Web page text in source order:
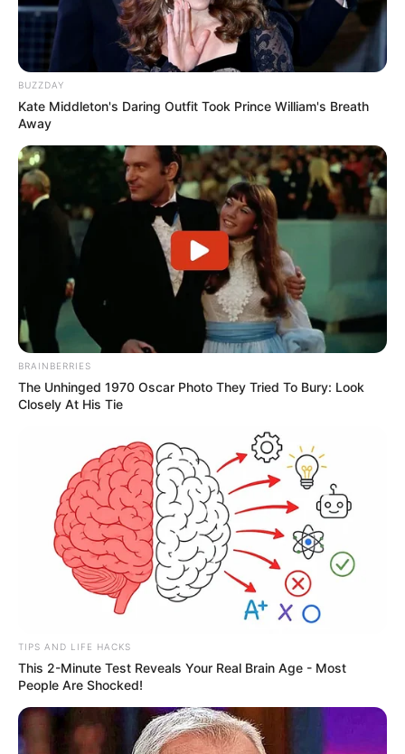
BUZZDAY
Kate Middleton's Daring Outfit Took Prince William's Breath
Away
BRAINBERRIES
The Unhinged 1970 Oscar Photo They Tried To Bury: Look
Closely At His Tie
TIPS AND LIFE HACKS
This 2-Minute Test Reveals Your Real Brain Age - Most
People Are Shocked!